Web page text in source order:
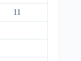
11